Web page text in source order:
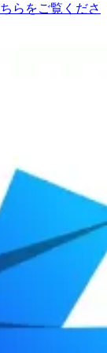
らをご覧くださ